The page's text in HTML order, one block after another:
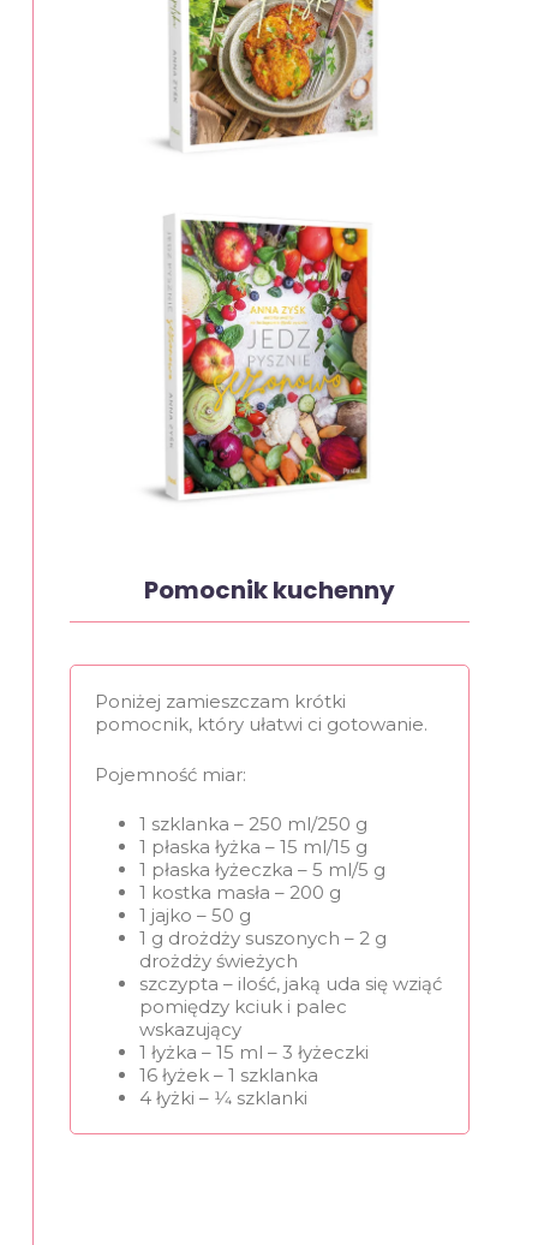
Pomocnik kuchenny
Poniżej zamieszczam krótki
pomocnik, który ułatwi ci gotowanie.
Pojemność miar:
1 szklanka – 250 ml/250 g
1 płaska łyżka – 15 ml/15 g
1 płaska łyżeczka – 5 ml/5 g
1 kostka masła – 200 g
1 jajko – 50 g
1 g drożdży suszonych – 2 g
drożdży świeżych
szczypta – ilość, jaką uda się wziąć
pomiędzy kciuk i palec
wskazujący
1 łyżka – 15 ml – 3 łyżeczki
16 łyżek – 1 szklanka
4 łyżki – 1⁄4 szklanki